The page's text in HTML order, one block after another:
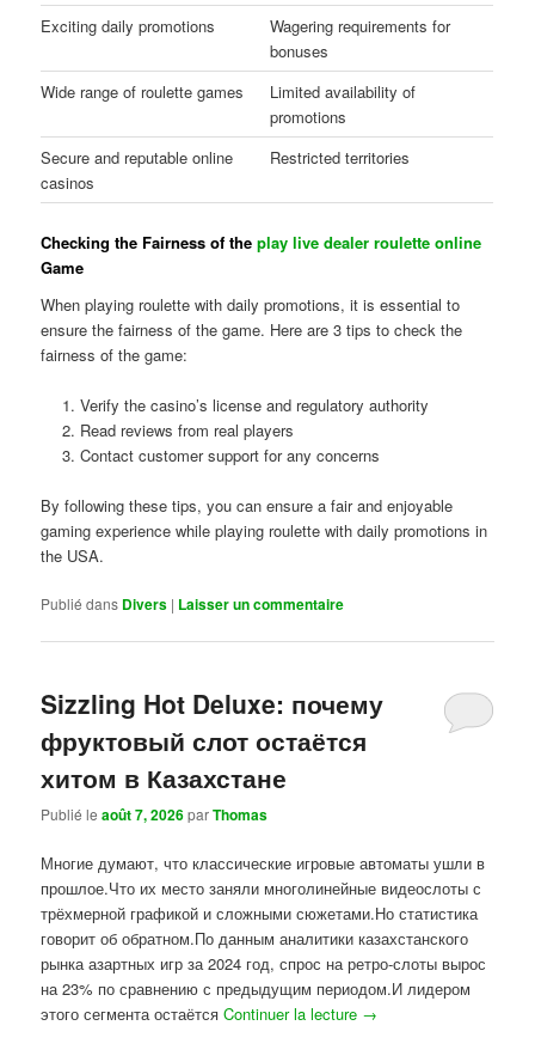
Exciting daily promotions
Wagering requirements for
bonuses
Wide range of roulette games
Limited availability of
promotions
Secure and reputable online
casinos
Restricted territories
Checking the Fairness of theplay live dealer roulette online
Game
When playing roulette with daily promotions, it is essential to
ensure the fairness of the game. Here are 3 tips to check the
fairness of the game:
Verify the casino’s license and regulatory authority
Read reviews from real players
Contact customer support for any concerns
By following these tips, you can ensure a fair and enjoyable
gaming experience while playing roulette with daily promotions in
the USA.
Publié dans Divers | Laisser un commentaire
Sizzling Hot Deluxe: почему
фруктовый слот остаётся
хитом в Казахстане
Publié leaoût 7, 2026parThomas
Многие думают, что классические игровые автоматы ушли в
прошлое.Что их место заняли многолинейные видеослоты с
трёхмерной графикой и сложными сюжетами.Но статистика
говорит об обратном.По данным аналитики казахстанского
рынка азартных игр за 2024 год, спрос на ретро-слоты вырос
на 23% по сравнению с предыдущим периодом.И лидером
этого сегмента остаётсяContinuer la lecture →